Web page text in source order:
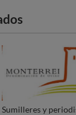
Sumilleres y